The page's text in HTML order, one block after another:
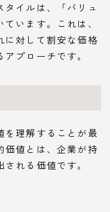
タイルは、「バリュ
います。これは、
に対して割安な価格
プローチです。
を理解することが最
価値とは、企業が持
れる価値です。